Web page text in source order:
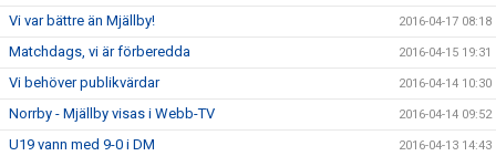
Vi var bättre än Mjällby! 2016-04-17 08:18
Matchdags, vi är förberedda 2016-04-15 19:31
Vi behöver publikvärdar 2016-04-14 10:30
Norrby - Mjällby visas i Webb-TV 2016-04-14 09:52
U19 vann med 9-0 i DM 2016-04-13 14:43